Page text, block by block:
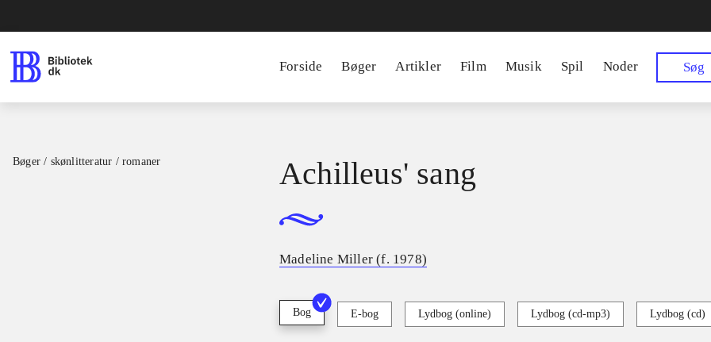
Forside Bøger Artikler Film Musik Spil Noder Søg
Bøger / skønlitteratur / romaner Achilleus' sang
Madeline Miller (f. 1978)
Bog E-bog Lydbog (online) Lydbog (cd-mp3) Lydbog (cd)